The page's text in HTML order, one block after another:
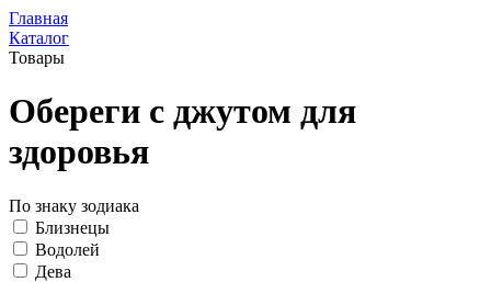
Главная
Каталог
Товары
Обереги с джутом для
здоровья
По знаку зодиака
Близнецы
Водолей
Дева